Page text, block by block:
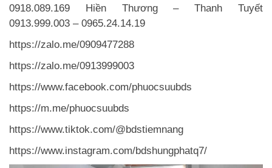
0918.089.169 Hiền Thương – Thanh Tuyết
0913.999.003 – 0965.24.14.19
https://zalo.me/0909477288
https://zalo.me/0913999003
https://www.facebook.com/phuocsuubds
https://m.me/phuocsuubds
https://www.tiktok.com/@bdstiemnang
https://www.instagram.com/bdshungphatq7/